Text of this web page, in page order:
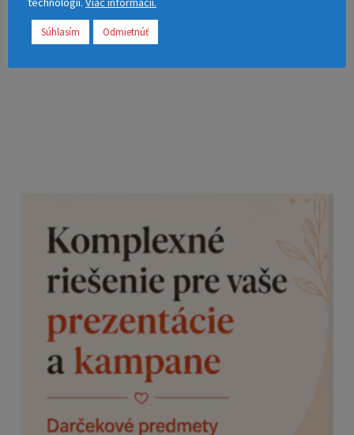
Súhlasím Odmietnúť